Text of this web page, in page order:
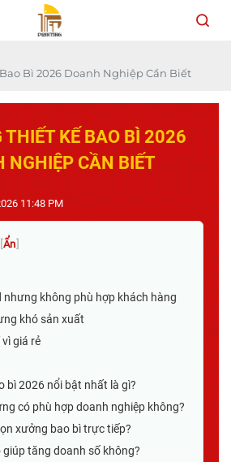
Bì 2026 Doanh Nghiệp Cần Biết
THIẾT KẾ BAO BÌ 2026
NGHIỆP CẦN BIẾT
11:48 PM
Ẩn
nhưng không phù hợp khách hàng
khó sản xuất
giá rẻ
bì 2026 nổi bật nhất là gì?
có phù hợp doanh nghiệp không?
xưởng bao bì trực tiếp?
giúp tăng doanh số không?